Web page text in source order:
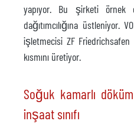
yapıyor. Bu şirketi örnek
dağıtımcılığına üstleniyor.
işletmecisi ZF
kısmını üretiyor.
Soğuk kamarlı
inşaat sınıfı